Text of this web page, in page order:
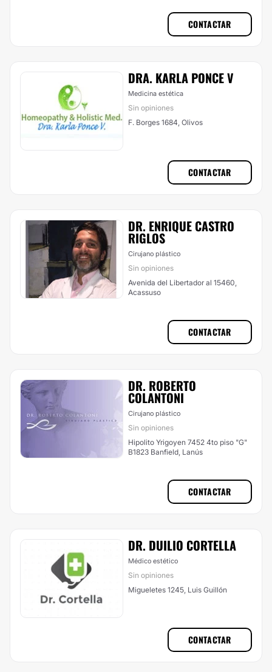
CONTACTAR
DRA. KARLA PONCE V
Medicina estética
Sin opiniones
F. Borges 1684, Olivos
CONTACTAR
DR. ENRIQUE CASTRO
RIGLOS
Cirujano plástico
Sin opiniones
Avenida del Libertador al 15460,
Acassuso
CONTACTAR
DR. ROBERTO
COLANTONI
Cirujano plástico
Sin opiniones
Hipolito Yrigoyen 7452 4to piso "G"
B1823 Banfield, Lanús
CONTACTAR
DR. DUILIO CORTELLA
Médico estético
Sin opiniones
Migueletes 1245, Luis Guillón
CONTACTAR